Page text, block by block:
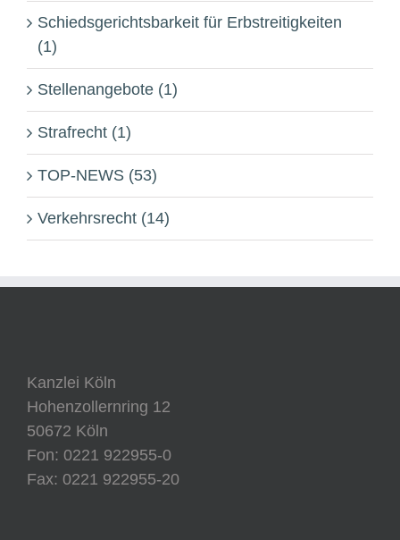
Schiedsgerichtsbarkeit für Erbstreitigkeiten
(1)
Stellenangebote (1)
Strafrecht (1)
TOP-NEWS (53)
Verkehrsrecht (14)
Kanzlei Köln
Hohenzollernring 12
50672 Köln
Fon: 0221 922955-0
Fax: 0221 922955-20